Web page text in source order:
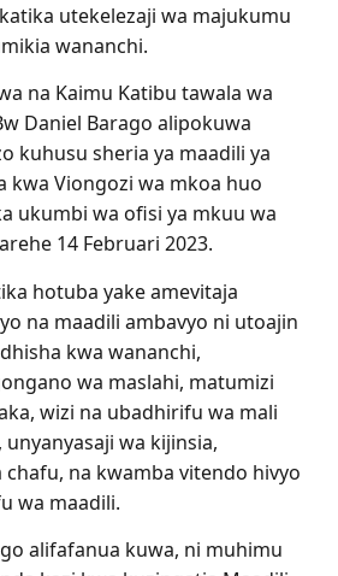
utekelezaji wa majukumu
wananchi.
na Kaimu Katibu tawala wa
Daniel Barago alipokuwa
kuhusu sheria ya maadili ya
kwa Viongozi wa mkoa huo
ukumbi wa ofisi ya mkuu wa
14 Februari 2023.
hotuba yake amevitaja
na maadili ambavyo ni utoajin
kwa wananchi,
wa maslahi, matumizi
wizi na ubadhirifu wa mali
wa kijinsia,
na kwamba vitendo hivyo
wa maadili.
alifafanua kuwa, ni muhimu